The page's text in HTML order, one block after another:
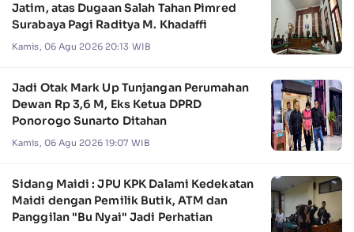
Jatim, atas Dugaan Salah Tahan Pimred
Surabaya Pagi Raditya M. Khadaffi
Kamis, 06 Agu 2026 20:13 WIB
Jadi Otak Mark Up Tunjangan Perumahan
Dewan Rp 3,6 M, Eks Ketua DPRD
Ponorogo Sunarto Ditahan
Kamis, 06 Agu 2026 19:07 WIB
Sidang Maidi : JPU KPK Dalami Kedekatan
Maidi dengan Pemilik Butik, ATM dan
Panggilan "Bu Nyai" Jadi Perhatian